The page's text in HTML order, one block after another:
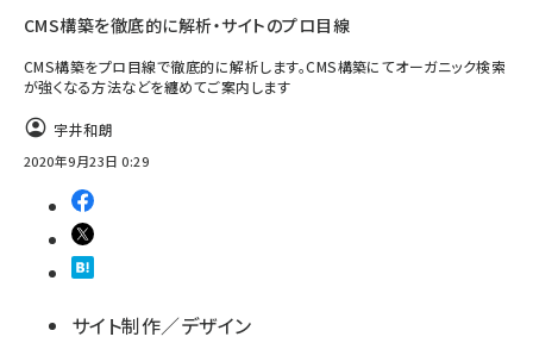
CMS構築を徹底的に解析・サイトのプロ目線
CMS構築をプロ目線で徹底的に解析します。CMS構築にてオーガニック検索
が強くなる方法などを纏めてご案内します
宇井和朗
2020年9月23日 0:29
サイト制作／デザイン